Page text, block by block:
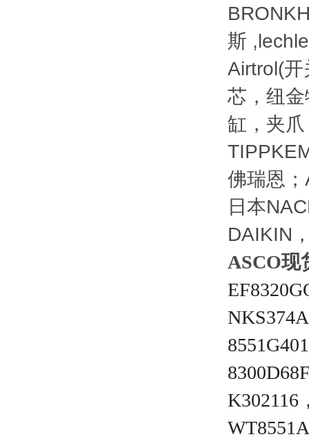
斯
Airtrol(
芯，纽
缸，夹
佛瑞恩
日本
DAIKIN
ASCO现
K302116